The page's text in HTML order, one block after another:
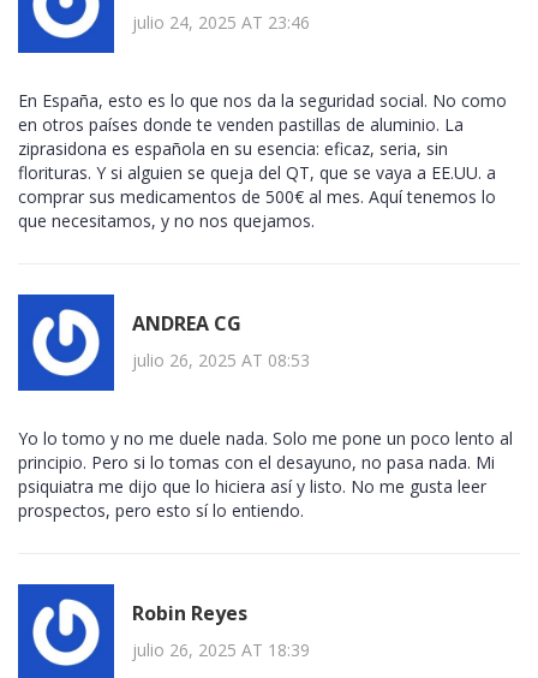
julio 24, 2025 AT 23:46
En España, esto es lo que nos da la seguridad social. No como
en otros países donde te venden pastillas de aluminio. La
ziprasidona es española en su esencia: eficaz, seria, sin
florituras. Y si alguien se queja del QT, que se vaya a EE.UU. a
comprar sus medicamentos de 500€ al mes. Aquí tenemos lo
que necesitamos, y no nos quejamos.
ANDREA CG
julio 26, 2025 AT 08:53
Yo lo tomo y no me duele nada. Solo me pone un poco lento al
principio. Pero si lo tomas con el desayuno, no pasa nada. Mi
psiquiatra me dijo que lo hiciera así y listo. No me gusta leer
prospectos, pero esto sí lo entiendo.
Robin Reyes
julio 26, 2025 AT 18:39